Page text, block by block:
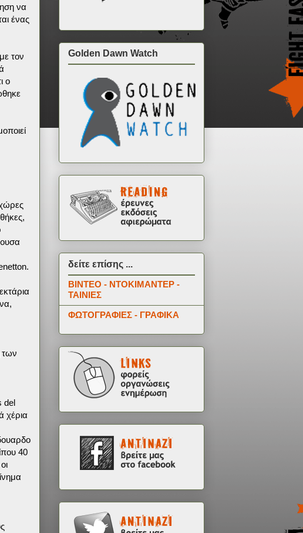
να
ένας
τον
ο
των
del
χέρια
40
Golden Dawn Watch
δείτε επίσης ...
ΒΙΝΤΕΟ - ΝΤΟΚΙΜΑΝΤΕΡ -
ΤΑΙΝΙΕΣ
ΦΩΤΟΓΡΑΦΙΕΣ - ΓΡΑΦΙΚΑ